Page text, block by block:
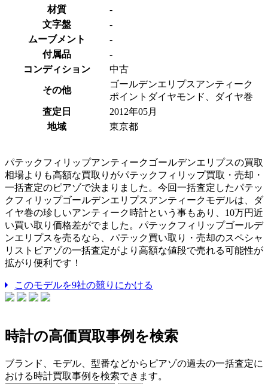
材質
-
文字盤
-
ムーブメント
-
付属品
-
コンディション
中古
その他
ゴールデンエリプスアンティーク
ポイントダイヤモンド、ダイヤ巻
査定日
2012年05月
地域
東京都
パテックフィリップアンティークゴールデンエリプスの買取
相場よりも高額な買取りがパテックフィリップ買取・売却・
一括査定のピアゾで決まりました。今回一括査定したパテッ
クフィリップゴールデンエリプスアンティークモデルは、ダ
イヤ巻の珍しいアンティーク時計という事もあり、10万円近
い買い取り価格差がでました。パテックフィリップゴールデ
ンエリプスを売るなら、パテック買い取り・売却のスペシャ
リストピアゾの一括査定がより高額な値段で売れる可能性が
拡がり便利です！
このモデルを9社の競りにかける
時計の高価買取事例を検索
ブランド、モデル、型番などからピアゾの過去の一括査定に
おける時計買取事例を検索できます。